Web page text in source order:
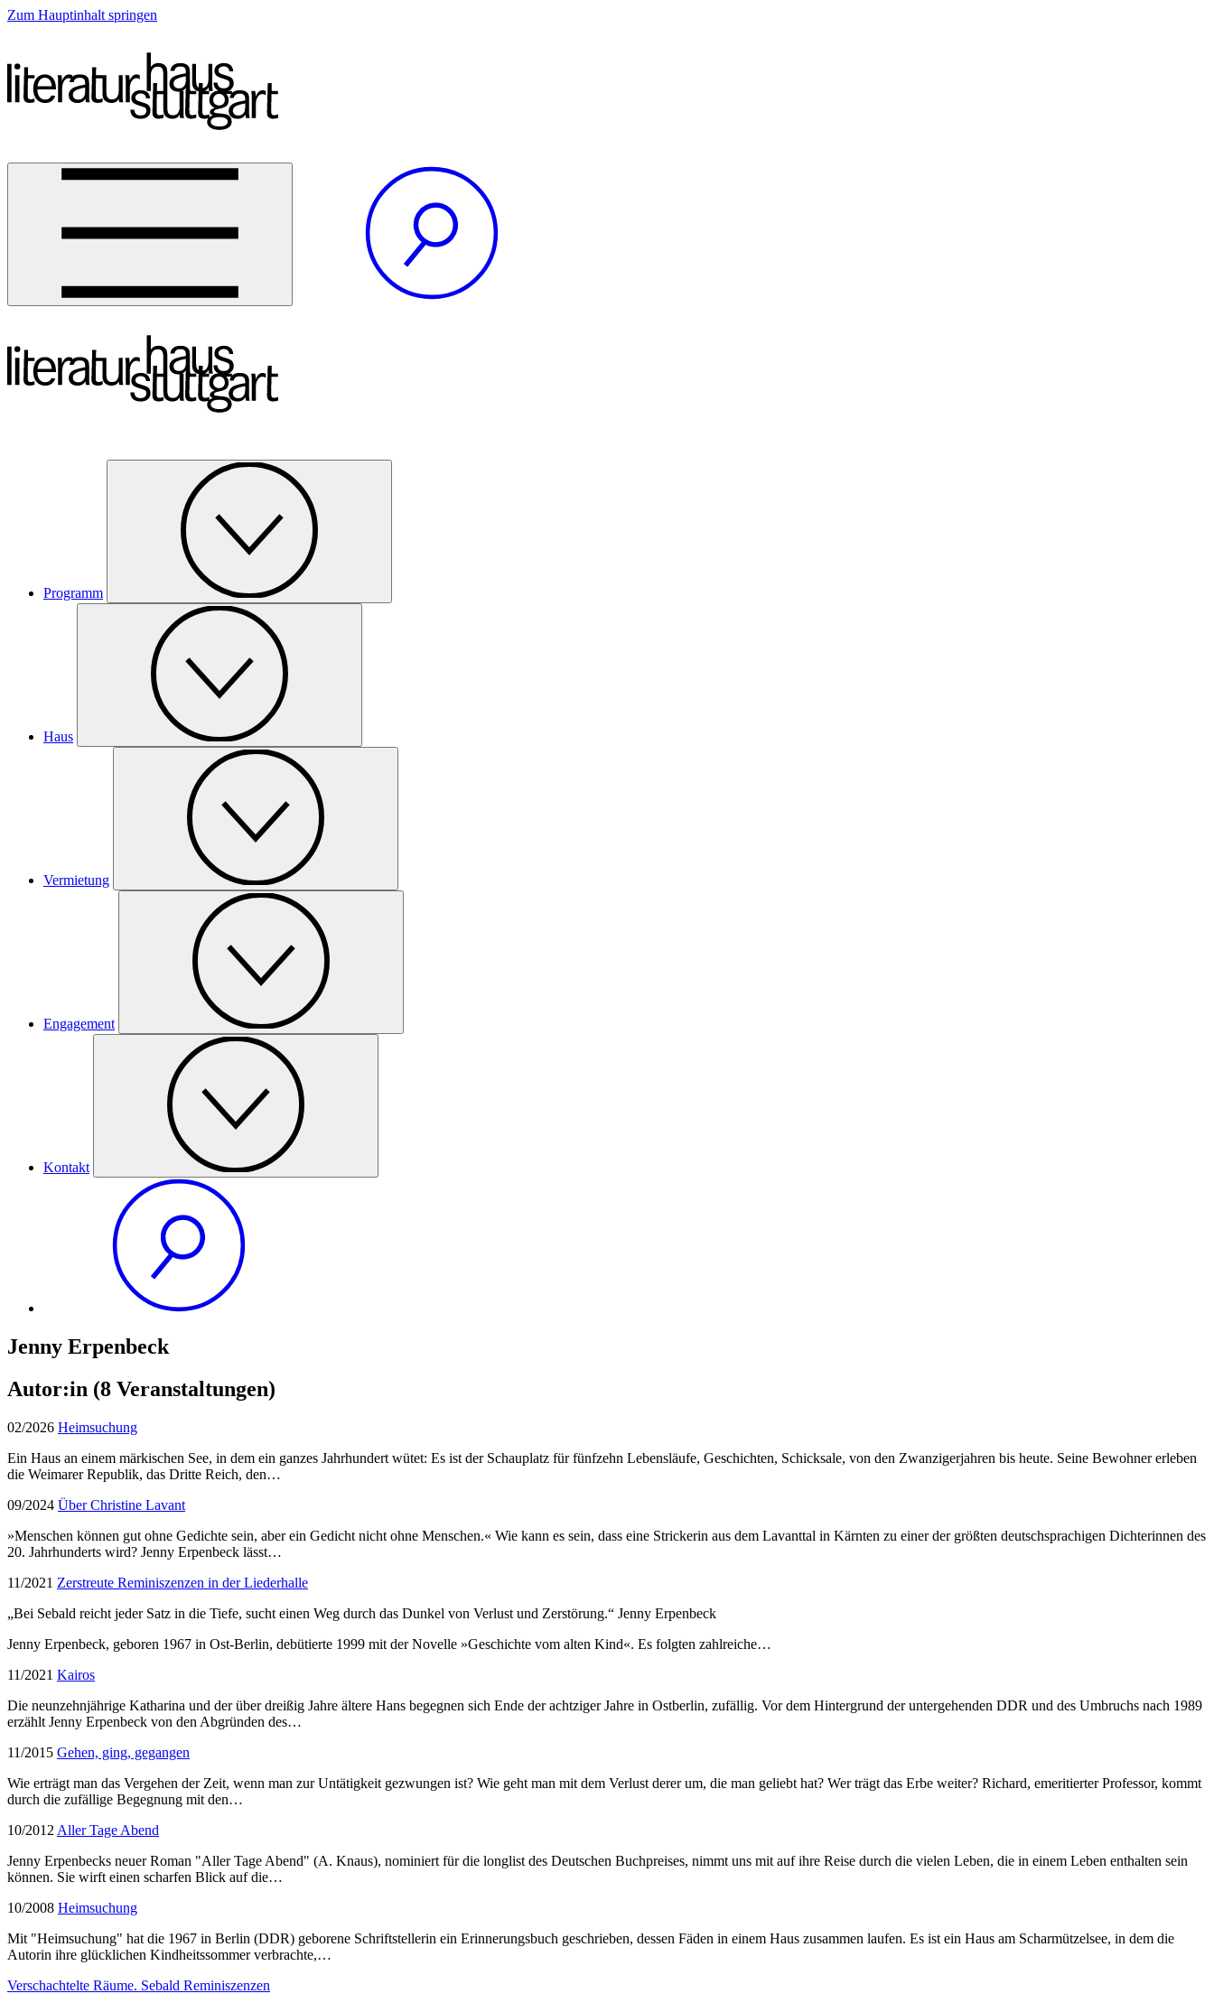
Zum Hauptinhalt springen
Programm
Haus
Vermietung
Engagement
Kontakt
Jenny Erpenbeck
Autor:in (8 Veranstaltungen)
02/2026 Heimsuchung
Ein Haus an einem märkischen See, in dem ein ganzes Jahrhundert wütet: Es ist der Schauplatz für fünfzehn Lebensläufe, Geschichten, Schicksale, von den Zwanzigerjahren bis heute. Seine Bewohner erleben
die Weimarer Republik, das Dritte Reich, den…
09/2024 Über Christine Lavant
»Menschen können gut ohne Gedichte sein, aber ein Gedicht nicht ohne Menschen.« Wie kann es sein, dass eine Strickerin aus dem Lavanttal in Kärnten zu einer der größten deutschsprachigen Dichterinnen des
20. Jahrhunderts wird? Jenny Erpenbeck lässt…
11/2021 Zerstreute Reminiszenzen in der Liederhalle
„Bei Sebald reicht jeder Satz in die Tiefe, sucht einen Weg durch das Dunkel von Verlust und Zerstörung.“ Jenny Erpenbeck
Jenny Erpenbeck, geboren 1967 in Ost-Berlin, debütierte 1999 mit der Novelle »Geschichte vom alten Kind«. Es folgten zahlreiche…
11/2021 Kairos
Die neunzehnjährige Katharina und der über dreißig Jahre ältere Hans begegnen sich Ende der achtziger Jahre in Ostberlin, zufällig. Vor dem Hintergrund der untergehenden DDR und des Umbruchs nach 1989
erzählt Jenny Erpenbeck von den Abgründen des…
11/2015 Gehen, ging, gegangen
Wie erträgt man das Vergehen der Zeit, wenn man zur Untätigkeit gezwungen ist? Wie geht man mit dem Verlust derer um, die man geliebt hat? Wer trägt das Erbe weiter? Richard, emeritierter Professor, kommt
durch die zufällige Begegnung mit den…
10/2012 Aller Tage Abend
Jenny Erpenbecks neuer Roman "Aller Tage Abend" (A. Knaus), nominiert für die longlist des Deutschen Buchpreises, nimmt uns mit auf ihre Reise durch die vielen Leben, die in einem Leben enthalten sein
können. Sie wirft einen scharfen Blick auf die…
10/2008 Heimsuchung
Mit "Heimsuchung" hat die 1967 in Berlin (DDR) geborene Schriftstellerin ein Erinnerungsbuch geschrieben, dessen Fäden in einem Haus zusammen laufen. Es ist ein Haus am Scharmützelsee, in dem die
Autorin ihre glücklichen Kindheitssommer verbrachte,…
Verschachtelte Räume. Sebald Reminiszenzen